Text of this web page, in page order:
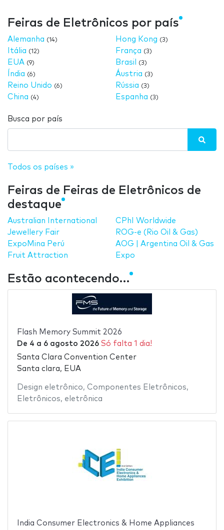
Feiras de Eletrônicos por país
Alemanha (14)
Itália (12)
EUA (9)
Índia (6)
Reino Unido (6)
China (4)
Hong Kong (3)
França (3)
Brasil (3)
Áustria (3)
Rússia (3)
Espanha (3)
Busca por país
Todos os países »
Feiras de Feiras de Eletrônicos de
destaque
Australian International
Jewellery Fair
ExpoMina Perú
Fruit Attraction
CPhI Worldwide
ROG-e (Rio Oil & Gas)
AOG | Argentina Oil & Gas
Expo
Estão acontecendo…
Flash Memory Summit 2026
De 4 a 6 agosto 2026 Só falta 1 dia!
Santa Clara Convention Center
Santa clara, EUA
Design eletrônico, Componentes Eletrônicos,
Eletrônicos, eletrônica
India Consumer Electronics & Home Appliances